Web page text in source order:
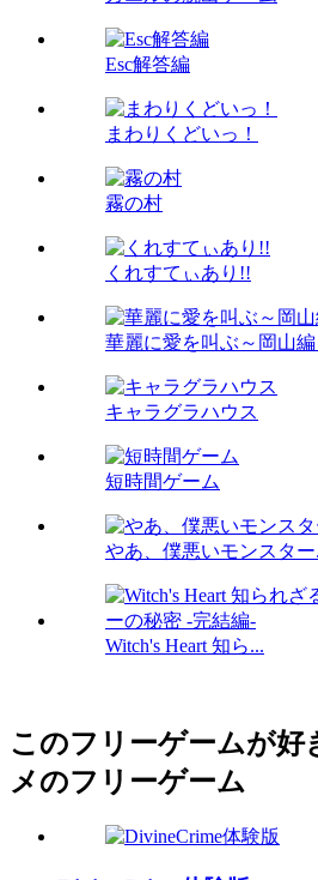
Esc解答編
まわりくどいっ！
霧の村
くれすてぃあり!!
華麗に愛を叫ぶ～岡山編
キャラグラハウス
短時間ゲーム
やあ、僕悪いモンスター
Witch's Heart 知ら...
このフリーゲームが好
メのフリーゲーム